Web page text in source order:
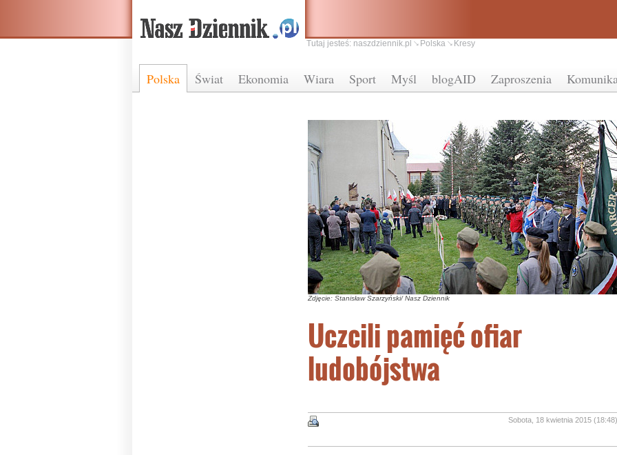
Polska Świat Ekonomia Wiara Sport Myśl blogAID Zaproszenia
Tutaj jesteś: naszdziennik.pl Polska Kresy
Zdjęcie: Stanisław Szarzyński/ Nasz Dziennik
Uczcili pamięć ofiar
ludobójstwa
Sobota, 18 kwietnia 2015 (18:48)